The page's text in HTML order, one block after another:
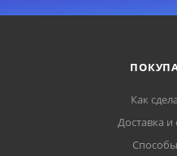
Как
Доставка